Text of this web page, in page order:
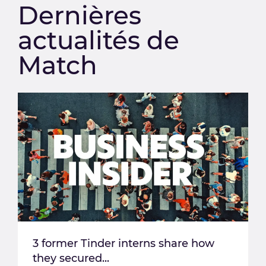
Dernières
actualités de
Match
3 former Tinder interns share how
they secured...